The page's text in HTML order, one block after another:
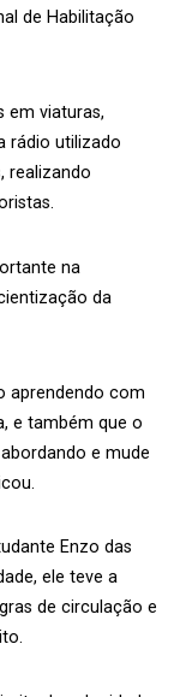
de Habilitação
em viaturas,
rádio utilizado
realizando
na
da
aprendendo com
e também que o
e mude
Enzo das
ele teve a
de circulação e